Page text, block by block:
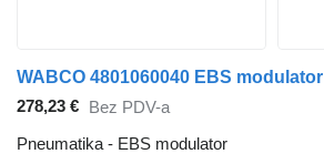
278,23 € Bez PDV-a
Pneumatika - EBS modulator